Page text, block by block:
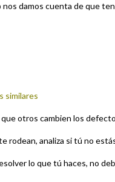
damos cuenta de que
similares
otros cambien los
rodean, analiza si tú no
lo que tú haces, no